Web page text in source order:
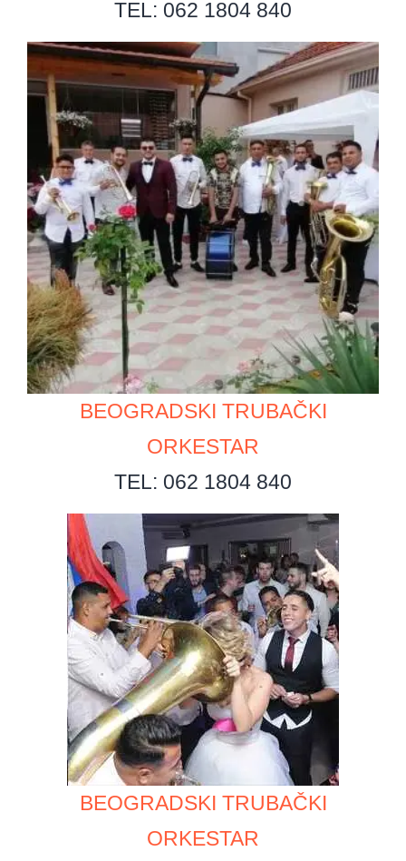
TEL: 062 1804 840
BEOGRADSKI TRUBAČKI
ORKESTAR
TEL: 062 1804 840
BEOGRADSKI TRUBAČKI
ORKESTAR